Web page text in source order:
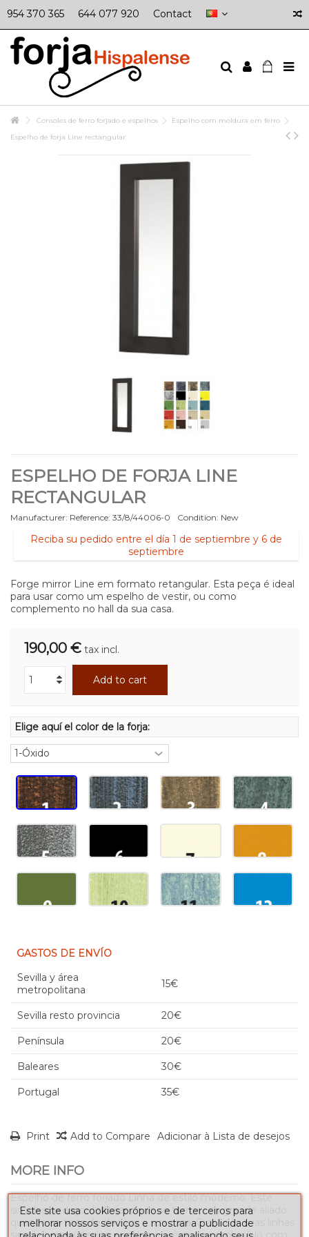
954 370 365 644 077 920 Contact
Consoles de ferro forjado e espelhos
Espelho com moldura em ferro
Espelho de forja Line rectangular
ESPELHO DE FORJA LINE
RECTANGULAR
Manufacturer: Reference: 33/8/44006-0 Condition: New
Reciba su pedido entre el día 1 de septiembre y 6 de
septiembre
Forge mirror Line em formato retangular. Esta peça é ideal
para usar como um espelho de vestir, ou como
complemento no hall da sua casa.
190,00 € tax incl.
Add to cart
Elige aquí el color de la forja:
GASTOS DE ENVÍO
Sevilla y área
metropolitana
15€
Sevilla resto provincia 20€
Península 20€
Baleares 30€
Portugal 35€
Print Add to Compare Adicionar à Lista de desejos
MORE INFO
Espelho de ferro forjado Linha de estilo moderno. Este
simples pedaço de forjar pode se tornar um grande aliado
quando se trata de decorar a sua casa. Graças às suas linhas
Este site usa cookies próprios e de terceiros para
melhorar nossos serviços e mostrar a publicidade